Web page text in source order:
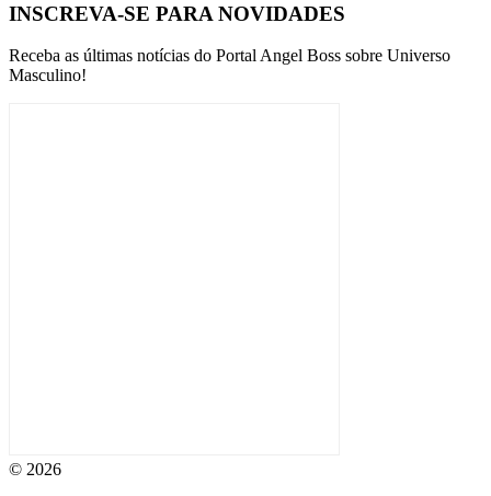
INSCREVA-SE PARA NOVIDADES
Receba as últimas notícias do Portal Angel Boss sobre Universo
Masculino!
© 2026